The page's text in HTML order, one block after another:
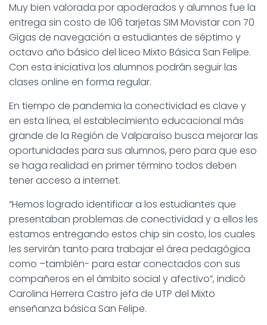
Muy bien valorada por apoderados y alumnos fue la
entrega sin costo de 106 tarjetas SIM Movistar con 70
Gigas de navegación a estudiantes de séptimo y
octavo año básico del liceo Mixto Básica San Felipe.
Con esta iniciativa los alumnos podrán seguir las
clases online en forma regular.
En tiempo de pandemia la conectividad es clave y
en esta línea, el establecimiento educacional más
grande de la Región de Valparaíso busca mejorar las
oportunidades para sus alumnos, pero para que eso
se haga realidad en primer término todos deben
tener acceso a internet.
“Hemos logrado identificar a los estudiantes que
presentaban problemas de conectividad y a ellos les
estamos entregando estos chip sin costo, los cuales
les servirán tanto para trabajar el área pedagógica
como –también- para estar conectados con sus
compañeros en el ámbito social y afectivo”, indicó
Carolina Herrera Castro jefa de UTP del Mixto
enseñanza básica San Felipe.